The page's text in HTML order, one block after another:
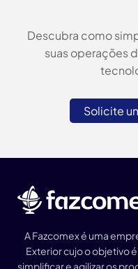
Descubra como
suas operações
Solicite
A Fazcomex é uma
Exterior cujo o objetivo
simplificar e agilizar os